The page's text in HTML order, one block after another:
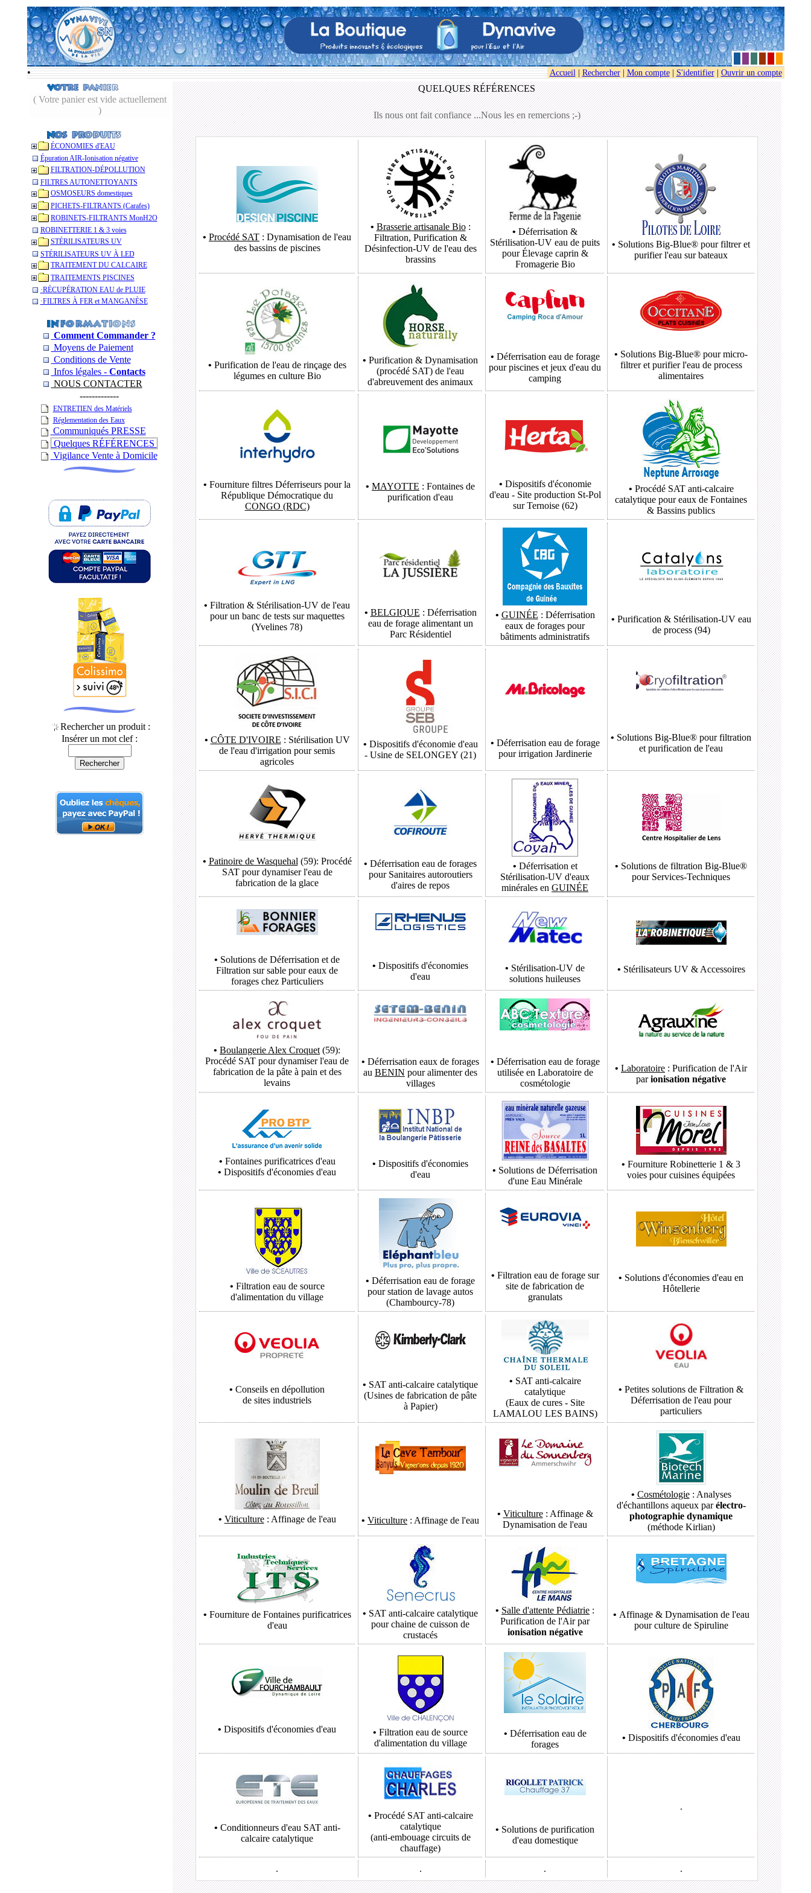
• Accueil| Rechercher| Mon compte| S'identifier| Ouvrir un compte
( Votre panier est vide actuellement
)
ÉCONOMIES d'EAU
Épuration AIR-Ionisation négative
FILTRATION-DÉPOLLUTION
FILTRES AUTONETTOYANTS
OSMOSEURS domestiques
PICHETS-FILTRANTS (Carafes)
ROBINETS-FILTRANTS MonH2O
ROBINETTERIE 1 & 3 voies
STÉRILISATEURS UV
STÉRILISATEURS UV À LED
TRAITEMENT DU CALCAIRE
TRAITEMENTS PISCINES
­·RÉCUPÉRATION EAU de PLUIE
­·­FILTRES À FER et MANGANÈSE
Comment Commander ?
Moyens de Paiement
Conditions de Vente
Infos légales - Contacts
NOUS CONTACTER
-------------
ENTRETIEN des Matériels
Réglementation des Eaux
Communiqués PRESSE
Quelques RÉFÉRENCES
Vigilance Vente à Domicile
Rechercher un produit :
Insérer un mot clef :
QUELQUES RÉFÉRENCES
Ils nous ont fait confiance ...Nous les en remercions ;-)
• Procédé SAT : Dynamisation de l'eau
des bassins de piscines
• Brasserie artisanale Bio:
Filtration, Purification &
Désinfection-UV de l'eau des
brassins
• Déferrisation &
Stérilisation-UV eau de puits
pour Élevage caprin &
Fromagerie Bio
• Solutions Big-Blue® pour filtrer et
purifier l'eau sur bateaux
• Purification de l'eau de rinçage des
légumes en culture Bio
• Purification & Dynamisation
(procédé SAT) de l'eau
d'abreuvement des animaux
• Déferrisation eau de forage
pour piscines et jeux d'eau du
camping
• Solutions Big-Blue® pour micro-
filtrer et purifier l'eau de process
alimentaires
• Fourniture filtres Déferriseurs pour la
République Démocratique du
CONGO (RDC)
• MAYOTTE : Fontaines de
purification d'eau
• Dispositifs d'économie
d'eau - Site production St-Pol
sur Ternoise (62)
• Procédé SATanti-calcaire
catalytique pour eaux de Fontaines
& Bassins publics
• Filtration & Stérilisation-UV de l'eau
pour un banc de tests sur maquettes
(Yvelines 78)
• BELGIQUE : Déferrisation
eau de forage alimentant un
Parc Résidentiel
• GUINÉE : Déferrisation
eaux de forages pour
bâtiments administratifs
• Purification & Stérilisation-UV eau
de process (94)
• CÔTE D'IVOIRE : Stérilisation UV
de l'eau d'irrigation pour semis
agricoles
• Dispositifs d'économie d'eau
- Usine de SELONGEY (21)
• Déferrisation eau de forage
pour irrigation Jardinerie
• Solutions Big-Blue® pour filtration
et purification de l'eau
• Patinoire de Wasquehal (59): Procédé
SATpour dynamiser l'eau de
fabrication de la glace
• Déferrisation eau de forages
pour Sanitaires autoroutiers
d'aires de repos
• Déferrisation et
Stérilisation-UV d'eaux
minérales en GUINÉE
• Solutions de filtration Big-Blue®
pour Services-Techniques
• Solutions de Déferrisation et de
Filtration sur sable pour eaux de
forages chez Particuliers
• Dispositifs d'économies
d'eau
• Stérilisation-UV de
solutions huileuses
• Stérilisateurs UV & Accessoires
• Boulangerie Alex Croquet (59):
Procédé SAT pour dynamiser l'eau de
fabrication de la pâte à pain et des
levains
• Déferrisation eaux de forages
au BENIN pour alimenter des
villages
• Déferrisation eau de forage
utilisée en Laboratoire de
cosmétologie
• Laboratoire : Purification de l'Air
parionisation négative
• Fontaines purificatrices d'eau
• Dispositifs d'économies d'eau
• Dispositifs d'économies
d'eau
• Solutions de Déferrisation
d'une Eau Minérale
• Fourniture Robinetterie 1 & 3
voies pour cuisines équipées
• Filtration eau de source
d'alimentation du village
• Déferrisation eau de forage
pour station de lavage autos
(Chambourcy-78)
• Filtration eau de forage sur
site de fabrication de
granulats
• Solutions d'économies d'eau en
Hôtellerie
• Conseils en dépollution
de sites industriels
• SAT anti-calcaire catalytique
(Usines de fabrication de pâte
à Papier)
• SAT anti-calcaire
catalytique
(Eaux de cures - Site
LAMALOU LES BAINS)
• Petites solutions de Filtration &
Déferrisation de l'eau pour
particuliers
• Viticulture: Affinage de l'eau • Viticulture : Affinage de l'eau
• Viticulture: Affinage &
Dynamisation de l'eau
• Cosmétologie: Analyses
d'échantillons aqueux parélectro-
photographie dynamique
(méthode Kirlian)
• Fourniture de Fontaines purificatrices
d'eau
• SAT anti-calcaire catalytique
pour chaine de cuisson de
crustacés
• Salle d'attente Pédiatrie :
Purification de l'Air par
ionisation négative
• Affinage & Dynamisation de l'eau
pour culture de Spiruline
• Dispositifs d'économies d'eau • Filtration eau de source
d'alimentation du village
• Déferrisation eau de
forages
• Dispositifs d'économies d'eau
• Conditionneurs d'eau SAT anti-
calcaire catalytique
• Procédé SAT anti-calcaire
catalytique
(anti-embouage circuits de
chauffage)
• Solutions de purification
d'eau domestique
.
. . . .